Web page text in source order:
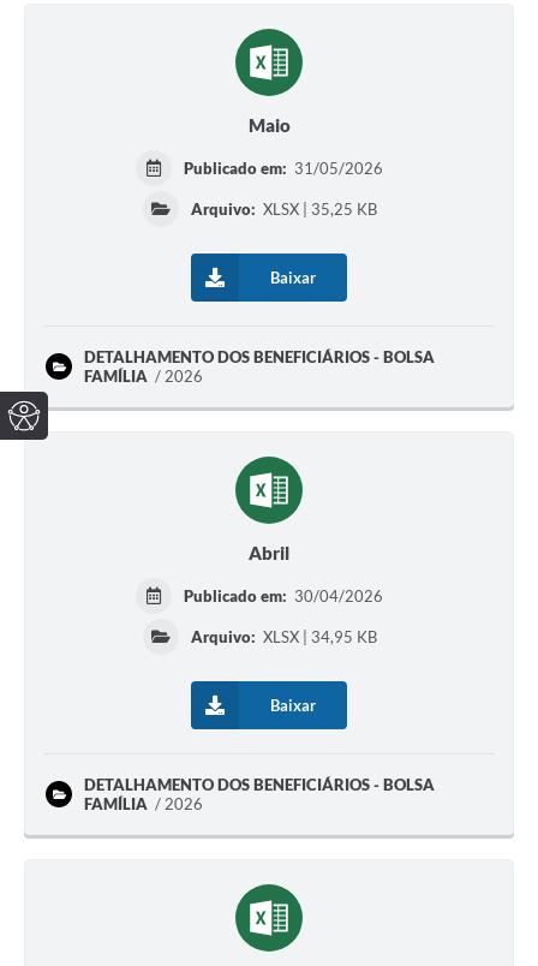
Maio
Publicado em: 31/05/2026
Arquivo: XLSX | 35,25 KB
Baixar
DETALHAMENTO DOS BENEFICIÁRIOS - BOLSA
FAMÍLIA
2026
Abril
Publicado em: 30/04/2026
Arquivo: XLSX | 34,95 KB
Baixar
DETALHAMENTO DOS BENEFICIÁRIOS - BOLSA
FAMÍLIA
2026